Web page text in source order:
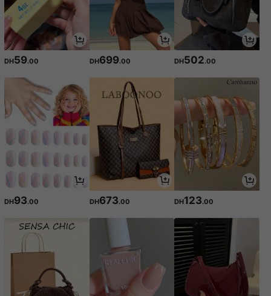
DH59.00 DH699.00 DH502.00
DH93.00 DH673.00 DH123.00